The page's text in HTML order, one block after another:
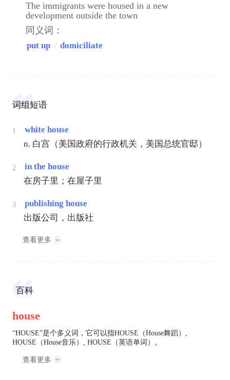
The immigrants were housed in a new
development outside the town
同义词：
put up / domiciliate
词组短语
1
white house
n. 白宫（美国政府的行政机关，美国总统官邸）
2
in the house
在房子里；在屋子里
3
publishing house
出版公司，出版社
查看更多
百科
house
“HOUSE”是个多义词，它可以指HOUSE（House舞蹈）,
HOUSE（House音乐）, HOUSE（英语单词）。
查看更多